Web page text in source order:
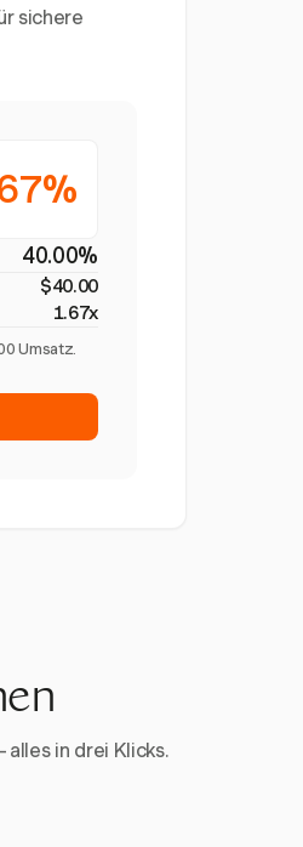
sichere
40.00%
$40.00
1.67x
Umsatz.
in drei Klicks.